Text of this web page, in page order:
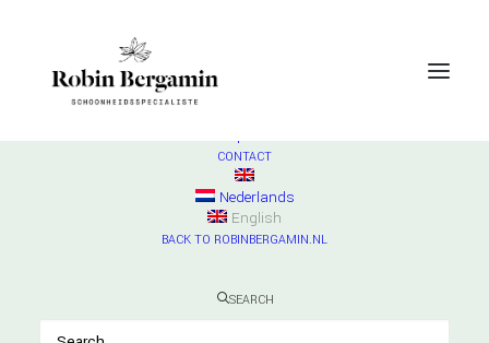
HURRAW
Check products
CONTACT
Nederlands
English
BACK TO ROBINBERGAMIN.NL
SEARCH